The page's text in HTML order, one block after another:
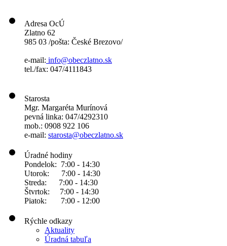
Adresa OcÚ
Zlatno 62
985 03 /pošta: České Brezovo/
e-mail: info@obeczlatno.sk
tel./fax: 047/4111843
Starosta
Mgr. Margaréta Murínová
pevná linka: 047/4292310
mob.: 0908 922 106
e-mail: starosta@obeczlatno.sk
Úradné hodiny
Pondelok: 7:00 - 14:30
Utorok: 7:00 - 14:30
Streda: 7:00 - 14:30
Štvrtok: 7:00 - 14:30
Piatok: 7:00 - 12:00
Rýchle odkazy
Aktuality
Úradná tabuľa